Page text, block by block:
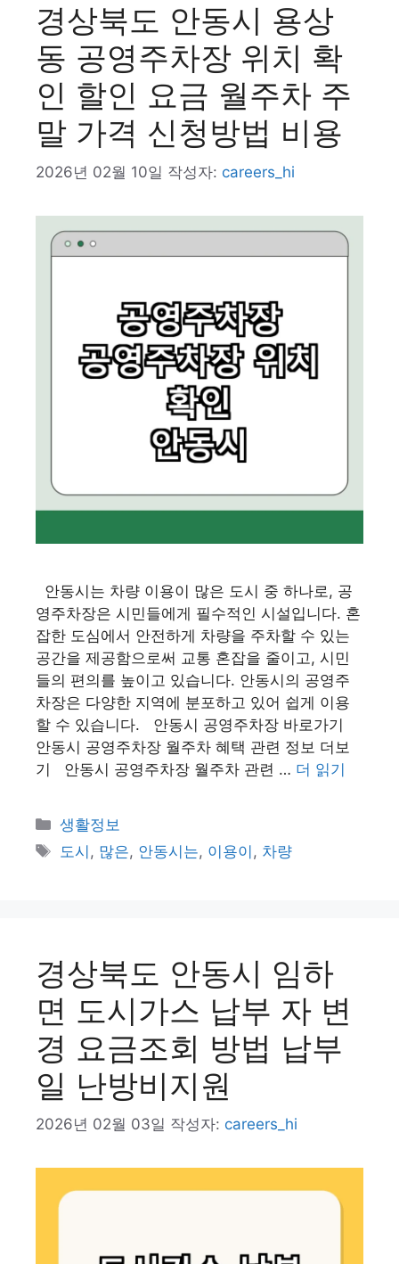
경상북도 안동시 용상
동 공영주차장 위치 확
인 할인 요금 월주차 주
말 가격 신청방법 비용
2026년 02월 10일 작성자: careers_hi
안동시는 차량 이용이 많은 도시 중 하나로, 공
영주차장은 시민들에게 필수적인 시설입니다. 혼
잡한 도심에서 안전하게 차량을 주차할 수 있는
공간을 제공함으로써 교통 혼잡을 줄이고, 시민
들의 편의를 높이고 있습니다. 안동시의 공영주
차장은 다양한 지역에 분포하고 있어 쉽게 이용
할 수 있습니다. 안동시 공영주차장 바로가기
안동시 공영주차장 월주차 혜택 관련 정보 더보
기 안동시 공영주차장 월주차 관련 … 더 읽기
카
테
생활정보
태
도시 , 많은, 안동시는, 이용이 , 차량
경상북도 안동시 임하
면 도시가스 납부 자 변
경 요금조회 방법 납부
일 난방비지원
2026년 02월 03일 작성자: careers_hi